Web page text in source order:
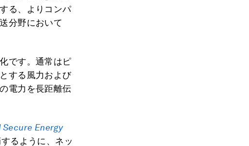
る、よりコンパ
分野において
です。通常はピ
する風力および
電力を長距離伝
Energy
るように、ネッ